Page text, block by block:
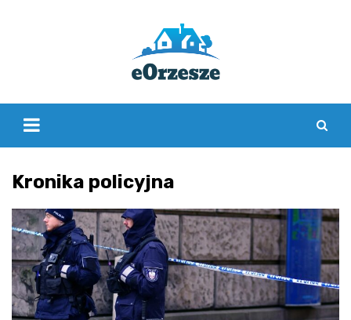
Kronika policyjna